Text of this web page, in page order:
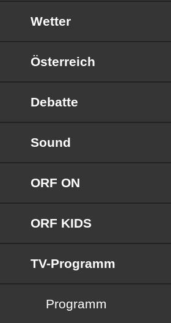
Wetter
Österreich
Debatte
Sound
ORF ON
ORF KIDS
TV-Programm
Programm